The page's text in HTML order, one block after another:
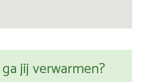
jij verwarmen?